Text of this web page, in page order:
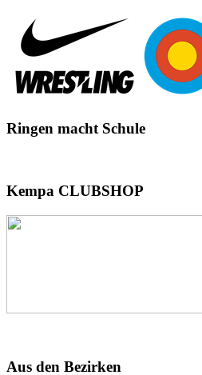
Ringen macht Schule
Kempa CLUBSHOP
Aus den Bezirken